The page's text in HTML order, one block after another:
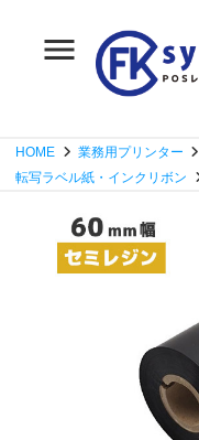
HOME 業務用プリンター
転写ラベル紙・インクリボン